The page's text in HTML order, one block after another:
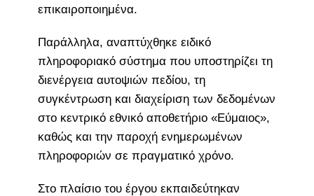
επικαιροποιημένα.
Παράλληλα, αναπτύχθηκε ειδικό
πληροφοριακό σύστημα που υποστηρίζει τη
διενέργεια αυτοψιών πεδίου, τη
συγκέντρωση και διαχείριση των δεδομένων
στο κεντρικό εθνικό αποθετήριο «Εύμαιος»,
καθώς και την παροχή ενημερωμένων
πληροφοριών σε πραγματικό χρόνο.
Στο πλαίσιο του έργου εκπαιδεύτηκαν